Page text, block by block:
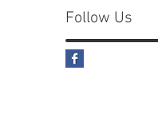
Follow Us